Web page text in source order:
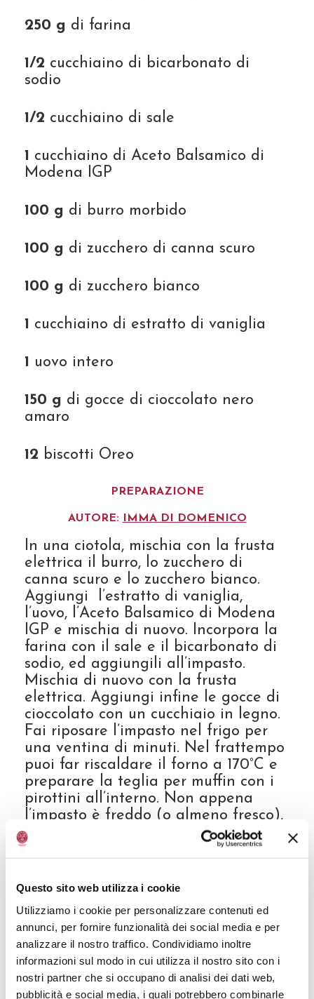
Questo sito web utilizza i cookie
Utilizziamo i cookie per personalizzare contenuti ed
annunci, per fornire funzionalità dei social media e per
analizzare il nostro traffico. Condividiamo inoltre
informazioni sul modo in cui utilizza il nostro sito con i
nostri partner che si occupano di analisi dei dati web,
pubblicità e social media, i quali potrebbero combinarle
250 g di farina
1/2 cucchiaino di bicarbonato di
sodio
1/2 cucchiaino di sale
1 cucchiaino di Aceto Balsamico di
Modena IGP
100 g di burro morbido
100 g di zucchero di canna scuro
100 g di zucchero bianco
1 cucchiaino di estratto di vaniglia
1 uovo intero
150 g di gocce di cioccolato nero
amaro
12 biscotti Oreo
PREPARAZIONE
AUTORE: IMMA DI DOMENICO
In una ciotola, mischia con la frusta
elettrica il burro, lo zucchero di
canna scuro e lo zucchero bianco.
Aggiungi l’estratto di vaniglia,
l’uovo, l’Aceto Balsamico di Modena
IGP e mischia di nuovo. Incorpora la
farina con il sale e il bicarbonato di
sodio, ed aggiungili all’impasto.
Mischia di nuovo con la frusta
elettrica. Aggiungi infine le gocce di
cioccolato con un cucchiaio in legno.
Fai riposare l’impasto nel frigo per
una ventina di minuti. Nel frattempo
puoi far riscaldare il forno a 170°C e
preparare la teglia per muffin con i
pirottini all’interno. Non appena
l’impasto è freddo (o almeno fresco),
fai delle palline aiutandoti con due
cucchiaini oppure con il porzionatore
mano la pallina e inserisci al centro
cookies formando nuovamente una
pallina. Posiziona le palline nei
pirottini e fai cuocere per circa 15
minuti, tenendo d’occhio perché i
cookies devono restare morbidi,